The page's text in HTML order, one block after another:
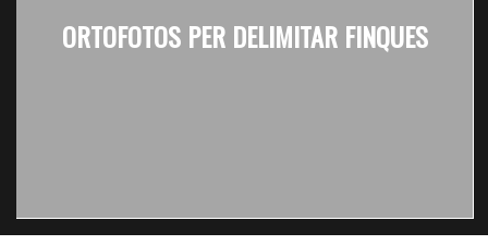
ORTOFOTOS PER DELIMITAR FINQUES